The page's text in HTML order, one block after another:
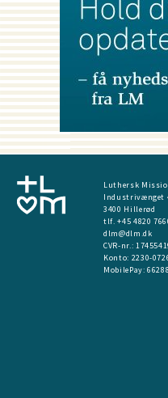
Luthersk
Industrivænget
3400 Hillerød
tlf. +45 4820
dlm@dlm.dk
CVR-nr.:
​Konto: 2230-
MobilePay:66288